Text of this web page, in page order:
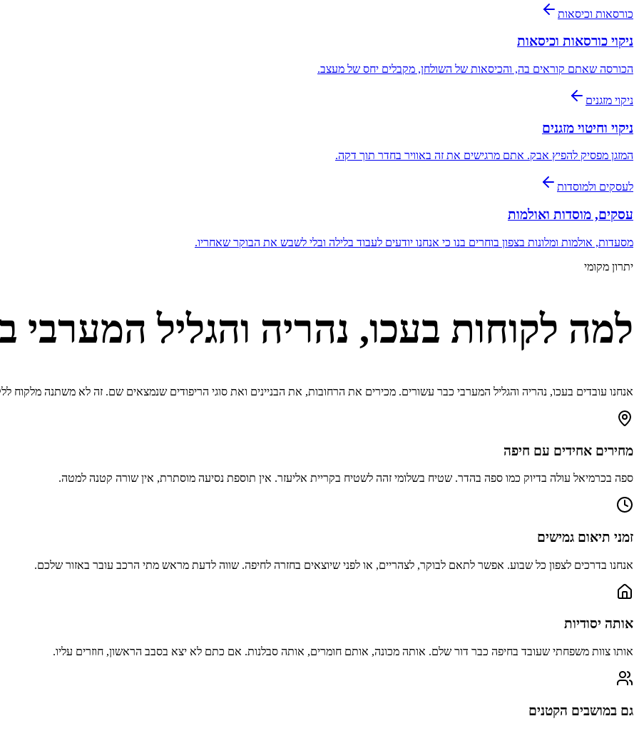
כורסאות וכיסאות
ניקוי כורסאות וכיסאות
הכורסה שאתם קוראים בה, והכיסאות של השולחן, מקבלים יחס של מעצב.
ניקוי מזגנים
ניקוי וחיטוי מזגנים
המזגן מפסיק להפיץ אבק. אתם מרגישים את זה באוויר בחדר תוך דקה.
לעסקים ולמוסדות
עסקים, מוסדות ואולמות
מסעדות, אולמות ומלונות בצפון בוחרים בנו כי אנחנו יודעים לעבוד בלילה ובלי לשבש את הבוקר שאחריו.
יתרון מקומי
למה לקוחות בעכו, נהריה והגליל המערבי
אנחנו עובדים בעכו, נהריה והגליל המערבי כבר עשורים. מכירים את הרחובות, את הבניינים ואת סוגי הריפודים שנמצאים שם. זה לא משתנה מלקוח
מחירים אחידים עם חיפה
ספה בכרמיאל עולה בדיוק כמו ספה בהדר. שטיח בשלומי זהה לשטיח בקריית אליעזר. אין תוספת נסיעה מוסתרת, אין שורה קטנה למטה.
זמני תיאום גמישים
אנחנו בדרכים לצפון כל שבוע. אפשר לתאם לבוקר, לצהריים, או לפני שיוצאים בחזרה לחיפה. שווה לדעת מראש מתי הרכב עובר באזור שלכם.
אותה יסודיות
אותו צוות משפחתי שעובד בחיפה כבר דור שלם. אותה מכונה, אותם חומרים, אותה סבלנות. אם כתם לא יצא בסבב הראשון, חוזרים עליו.
גם במושבים הקטנים